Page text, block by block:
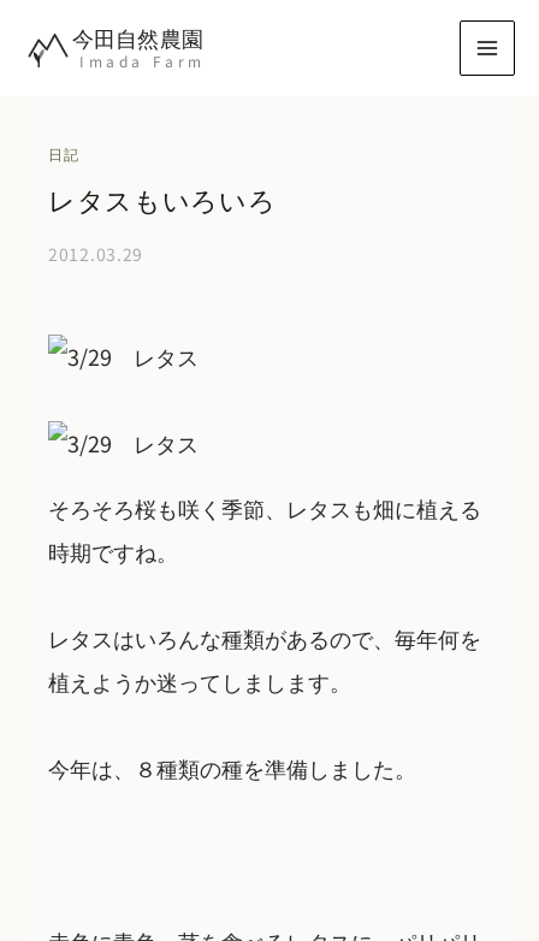
今田自然農園
Imada Farm
日記
レタスもいろいろ
2012.03.29
そろそろ桜も咲く季節、レタスも畑に植える
時期ですね。
レタスはいろんな種類があるので、毎年何を
植えようか迷ってしまします。
今年は、８種類の種を準備しました。